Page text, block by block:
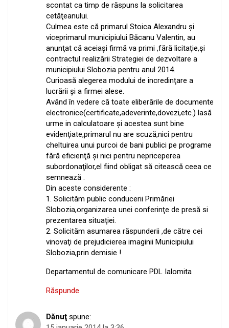
scontat ca timp de răspuns la solicitarea
cetăţeanului.
Culmea este că primarul Stoica Alexandru şi
viceprimarul municipiului Băcanu Valentin, au
anunţat că aceiaşi firmă va primi ,fără licitaţie,şi
contractul realizării Strategiei de dezvoltare a
municipiului Slobozia pentru anul 2014.
Curioasă alegerea modului de incredinţare a
lucrării şi a firmei alese.
Având în vedere că toate eliberările de documente
electronice(certificate,adeverinte,dovezi,etc.) lasă
urme in calculatoare şi acestea sunt bine
evidenţiate,primarul nu are scuză,nici pentru
cheltuirea unui purcoi de bani publici pe programe
fără eficienţă şi nici pentru nepriceperea
subordonaţilor,el fiind obligat să citească ceea ce
semnează .
Din aceste considerente :
1. Solicităm public conducerii Primăriei
Slobozia,organizarea unei conferinţe de presă si
prezentarea situaţiei.
2. Solicităm asumarea răspunderii ,de către cei
vinovaţi de prejudicierea imaginii Municipiului
Slobozia,prin demisie !
Departamentul de comunicare PDL Ialomita
Răspunde
Dănuţ spune: